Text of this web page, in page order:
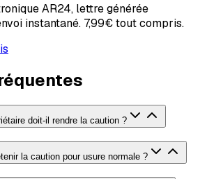
AR24, lettre générée
instantané. 7,99€tout compris.
doit-il rendre la caution ?
la caution pour usure normale ?